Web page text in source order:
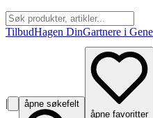
TilbudHagen DinGartnere i
|
åpne søkefelt
åpne favoritter